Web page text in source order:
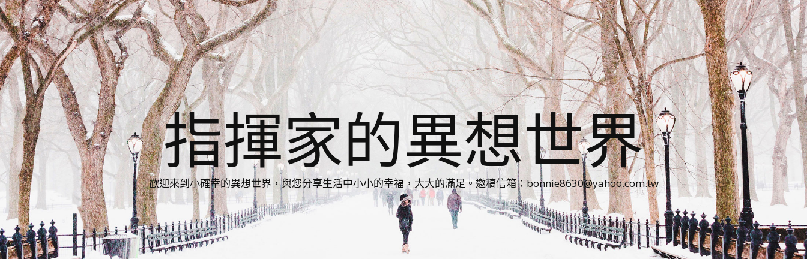
指揮家的異想世界
歡迎來到小確幸的異想世界，與您分享生活中小小的幸福，大大的滿足。邀稿信箱：bonnie8630@yahoo.com.tw